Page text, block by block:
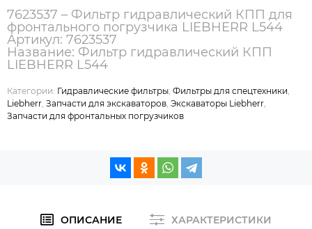
7623537 – Фильтр гидравлический КПП для
фронтального погрузчика LIEBHERR L544
Артикул: 7623537
Название: Фильтр гидравлический КПП
LIEBHERR L544
Категории: Гидравлические фильтры Фильтры для спецтехники
Liebherr Запчасти для экскаваторов Экскаваторы Liebherr
Запчасти для фронтальных погрузчиков
ОПИСАНИЕ ХАРАКТЕРИСТИКИ